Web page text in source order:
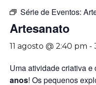
Série de Eventos:
Artesanato
11 agosto @ 2:40 pm -
Uma atividade criativa
anos! Os pequenos